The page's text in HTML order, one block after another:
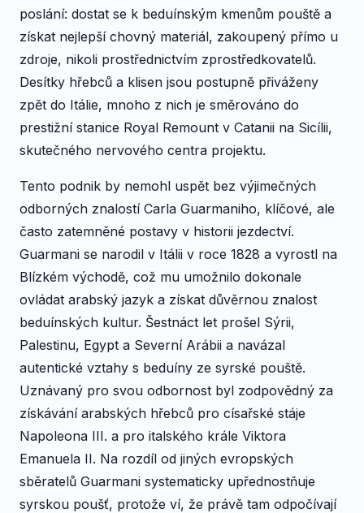
poslání: dostat se k beduínským kmenům pouště a
získat nejlepší chovný materiál, zakoupený přímo u
zdroje, nikoli prostřednictvím zprostředkovatelů.
Desítky hřebců a klisen jsou postupně přiváženy
zpět do Itálie, mnoho z nich je směrováno do
prestižní stanice Royal Remount v Catanii na Sicílii,
skutečného nervového centra projektu.
Tento podnik by nemohl uspět bez výjimečných
odborných znalostí Carla Guarmaniho, klíčové, ale
často zatemněné postavy v historii jezdectví.
Guarmani se narodil v Itálii v roce 1828 a vyrostl na
Blízkém východě, což mu umožnilo dokonale
ovládat arabský jazyk a získat důvěrnou znalost
beduínských kultur. Šestnáct let prošel Sýrii,
Palestinu, Egypt a Severní Arábii a navázal
autentické vztahy s beduíny ze syrské pouště.
Uznávaný pro svou odbornost byl zodpovědný za
získávání arabských hřebců pro císařské stáje
Napoleona III. a pro italského krále Viktora
Emanuela II. Na rozdíl od jiných evropských
sběratelů Guarmani systematicky upřednostňuje
syrskou poušť, protože ví, že právě tam odpočívají